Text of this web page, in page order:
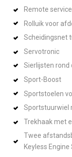
Remote
Rolluik voor
Scheidingsnet
Servotronic
Sierlijsten
Sport-Boost
Sportstoelen
Sportstuurwiel
Trekhaak met
Twee
Keyless